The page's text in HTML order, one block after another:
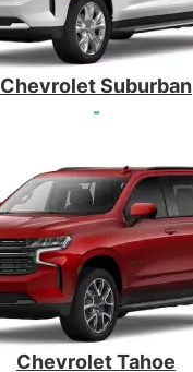
Chevrolet Suburban
-
Chevrolet Tahoe